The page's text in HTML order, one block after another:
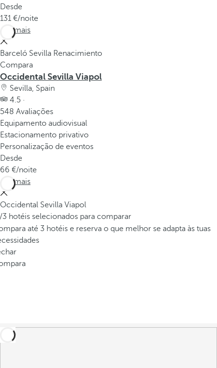
Desde
131
/noite
Ver mais
Barceló Sevilla Renacimiento
Compara
Occidental Sevilla Viapol
Sevilla, Spain
4.5 ·
548 Avaliações
Equipamento audiovisual
Estacionamento privativo
Personalização de eventos
Desde
66
/noite
Ver mais
Occidental Sevilla Viapol
/3 hotéis selecionados para comparar
até 3 hotéis e reserva o que melhor se adapta às tuas